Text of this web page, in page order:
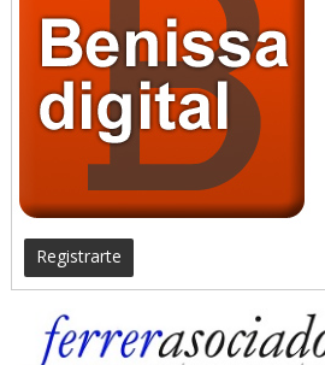
Registrarte